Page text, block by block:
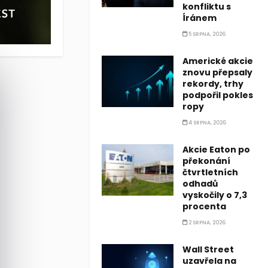
konfliktu s
Íránem
5 SRPNA, 2026
Americké akcie
znovu přepsaly
rekordy, trhy
podpořil pokles
ropy
4 SRPNA, 2026
Akcie Eaton po
překonání
čtvrtletních
odhadů
vyskočily o 7,3
procenta
2 SRPNA, 2026
Wall Street
uzavřela na